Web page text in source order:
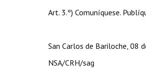
Art. 3.º) Comuníquese.
San Carlos de Bariloche, 08
NSA/CRH/sag